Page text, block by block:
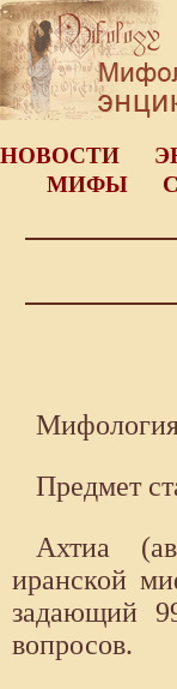
НОВОСТИ
МИФЫ
Предмет
Ахтиа
иранской
задающий
вопросов.